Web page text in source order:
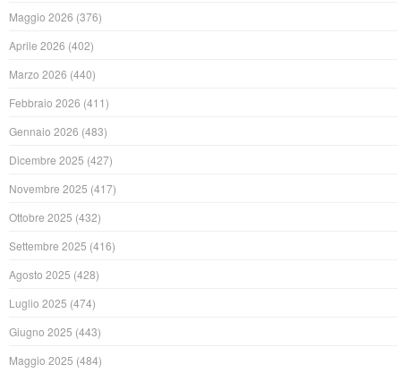
Maggio 2026 (376)
Aprile 2026 (402)
Marzo 2026 (440)
Febbraio 2026 (411)
Gennaio 2026 (483)
Dicembre 2025 (427)
Novembre 2025 (417)
Ottobre 2025 (432)
Settembre 2025 (416)
Agosto 2025 (428)
Luglio 2025 (474)
Giugno 2025 (443)
Maggio 2025 (484)